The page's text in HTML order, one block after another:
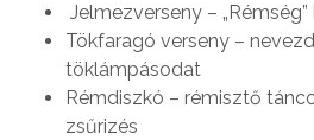
Jelmezverseny –
Tökfaragó verseny –
töklámpásodat
Rémdiszkó – rémisztő
zsűrizés